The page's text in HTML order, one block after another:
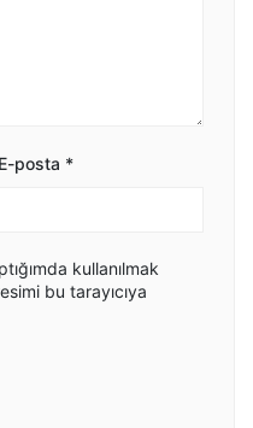
E-posta *
kullanılmak
bu tarayıcıya